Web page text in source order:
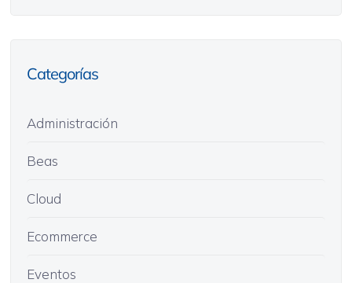
Categorías
Administración
Beas
Cloud
Ecommerce
Eventos